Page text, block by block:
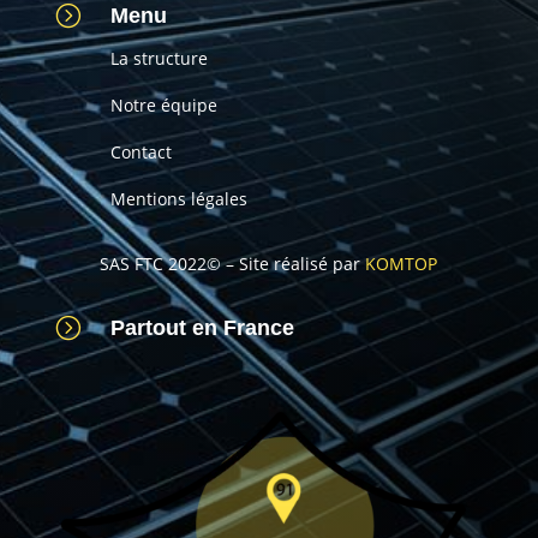
= Menu
La structure
Notre équipe
Contact
Mentions légales
SAS FTC 2022© – Site réalisé parKOMTOP
= Partout en France